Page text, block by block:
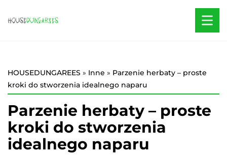
HOUSEDUNGAREES » Inne » Parzenie herbaty – proste
kroki do stworzenia idealnego naparu
Parzenie herbaty – proste
kroki do stworzenia
idealnego naparu